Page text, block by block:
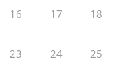
16 17 18
23 24 25